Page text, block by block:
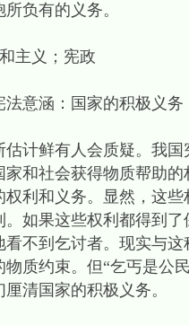
负有的义务。
主义；宪政
意涵：国家的积极义务
鲜有人会质疑。我国
和社会获得物质帮助
利和义务。显然，这
如果这些权利都得到
不到乞讨者。现实与
质约束。但“乞丐是公
清国家的积极义务。